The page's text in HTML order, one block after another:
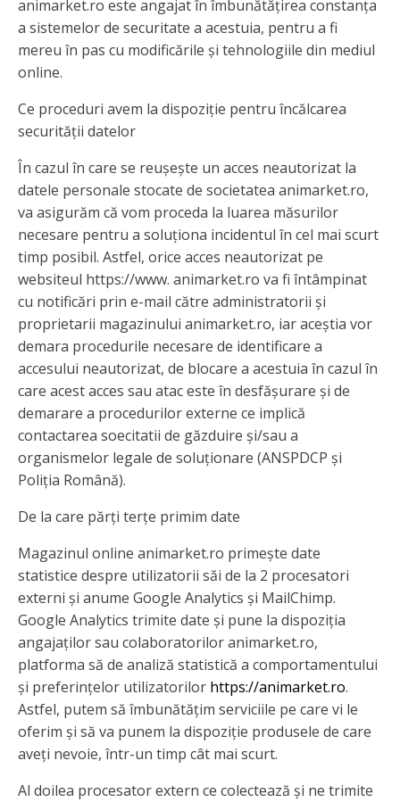
animarket.ro este angajat în îmbunătățirea constanța
a sistemelor de securitate a acestuia, pentru a fi
mereu în pas cu modificările și tehnologiile din mediul
online.
Ce proceduri avem la dispoziție pentru încălcarea
securității datelor
În cazul în care se reușește un acces neautorizat la
datele personale stocate de societatea animarket.ro,
va asigurăm că vom proceda la luarea măsurilor
necesare pentru a soluționa incidentul în cel mai scurt
timp posibil. Astfel, orice acces neautorizat pe
websiteul https://www. animarket.ro va fi întâmpinat
cu notificări prin e-mail către administratorii și
proprietarii magazinului animarket.ro, iar aceștia vor
demara procedurile necesare de identificare a
accesului neautorizat, de blocare a acestuia în cazul în
care acest acces sau atac este în desfășurare și de
demarare a procedurilor externe ce implică
contactarea soecitatii de găzduire și/sau a
organismelor legale de soluționare (ANSPDCP și
Poliția Română).
De la care părți terțe primim date
Magazinul online animarket.ro primește date
statistice despre utilizatorii săi de la 2 procesatori
externi și anume Google Analytics și MailChimp.
Google Analytics trimite date și pune la dispoziția
angajaților sau colaboratorilor animarket.ro,
platforma să de analiză statistică a comportamentului
și preferințelor utilizatorilor https://animarket.ro.
Astfel, putem să îmbunătățim serviciile pe care vi le
oferim și să va punem la dispoziție produsele de care
aveți nevoie, într-un timp cât mai scurt.
Al doilea procesator extern ce colectează și ne trimite